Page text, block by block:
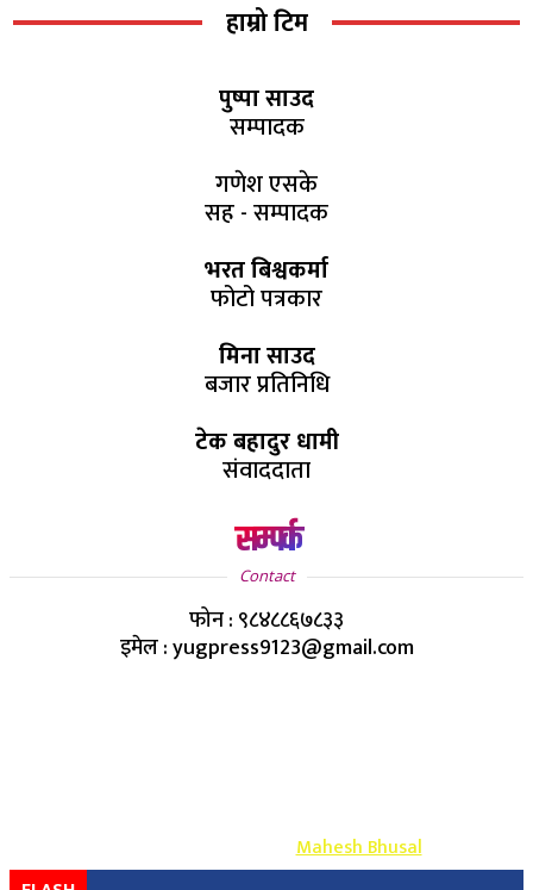
हाम्रो टिम
पुष्पा साउद
सम्पादक
गणेश एसके
सह - सम्पादक
भरत बिश्वकर्मा
फोटो पत्रकार
मिना साउद
बजार प्रतिनिधि
टेक बहादुर धामी
संवाददाता
सम्पर्क
Contact
फोन : ९८४८८६७८३३
इमेल : yugpress9123@gmail.com
Design & Develop By-Mahesh Bhusal